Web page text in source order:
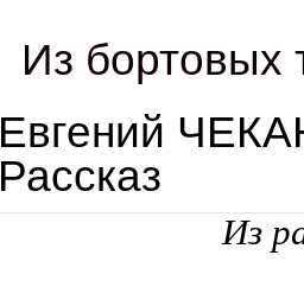
Из бортовых
Евгений
Рассказ
Из